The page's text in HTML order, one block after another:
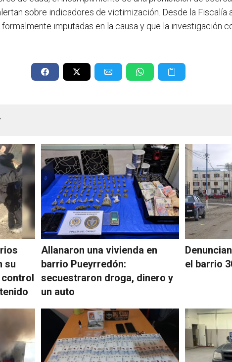
sobre indicadores de victimización. Desde la Fiscalía
imputadas en la causa y que la investigación
su
Allanaron una vivienda en
barrio Pueyrredón:
secuestraron droga, dinero y
un auto
el barrio